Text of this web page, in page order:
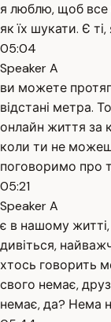
я люблю, щоб все
як їх шукати. Є ті,
05:04
Speaker A
ви можете
відстані метра.
онлайн життя за
коли ти не
поговоримо про
05:21
Speaker A
є в нашому
дивіться,
хтось говорить
свого немає,
немає, да? Нема